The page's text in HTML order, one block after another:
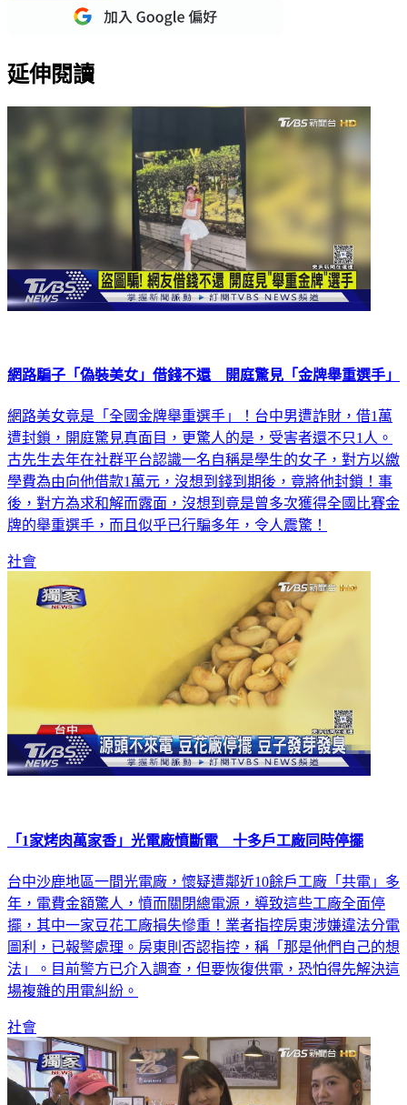
延伸閱讀
網路騙子「偽裝美女」借錢不還 開庭驚見「金牌舉重選手」
網路美女竟是「全國金牌舉重選手」！台中男遭詐財，借1萬
遭封鎖，開庭驚見真面目，更驚人的是，受害者還不只1人。
古先生去年在社群平台認識一名自稱是學生的女子，對方以繳
學費為由向他借款1萬元，沒想到錢到期後，竟將他封鎖！事
後，對方為求和解而露面，沒想到竟是曾多次獲得全國比賽金
牌的舉重選手，而且似乎已行騙多年，令人震驚！
社會
「1家烤肉萬家香」光電廠憤斷電 十多戶工廠同時停擺
台中沙鹿地區一間光電廠，懷疑遭鄰近10餘戶工廠「共電」多
年，電費金額驚人，憤而關閉總電源，導致這些工廠全面停
擺，其中一家豆花工廠損失慘重！業者指控房東涉嫌違法分電
圖利，已報警處理。房東則否認指控，稱「那是他們自己的想
法」。目前警方已介入調查，但要恢復供電，恐怕得先解決這
場複雜的用電糾紛。
社會